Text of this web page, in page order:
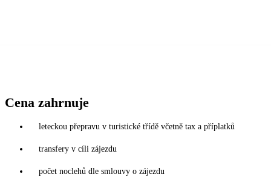
Cena zahrnuje
leteckou přepravu v turistické třídě včetně tax a příplatků
transfery v cíli zájezdu
počet noclehů dle smlouvy o zájezdu